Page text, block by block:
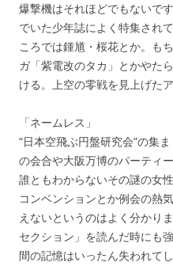
爆撃機はそれほどでもないで
でいた少年誌によく特集され
ころでは鍾馗・桜花とか。も
ガ「紫電改のタカ」とかやた
ける。上空の零戦を見上げた
「ネームレス」
“日本空飛ぶ円盤研究会”の集
の会合や大阪万博のパーティ
誰ともわからないその謎の女
コンベンションとか例会の熱
えないというのはよく分かり
セクション」を読んだ時にも
間の記憶はいったん失われて